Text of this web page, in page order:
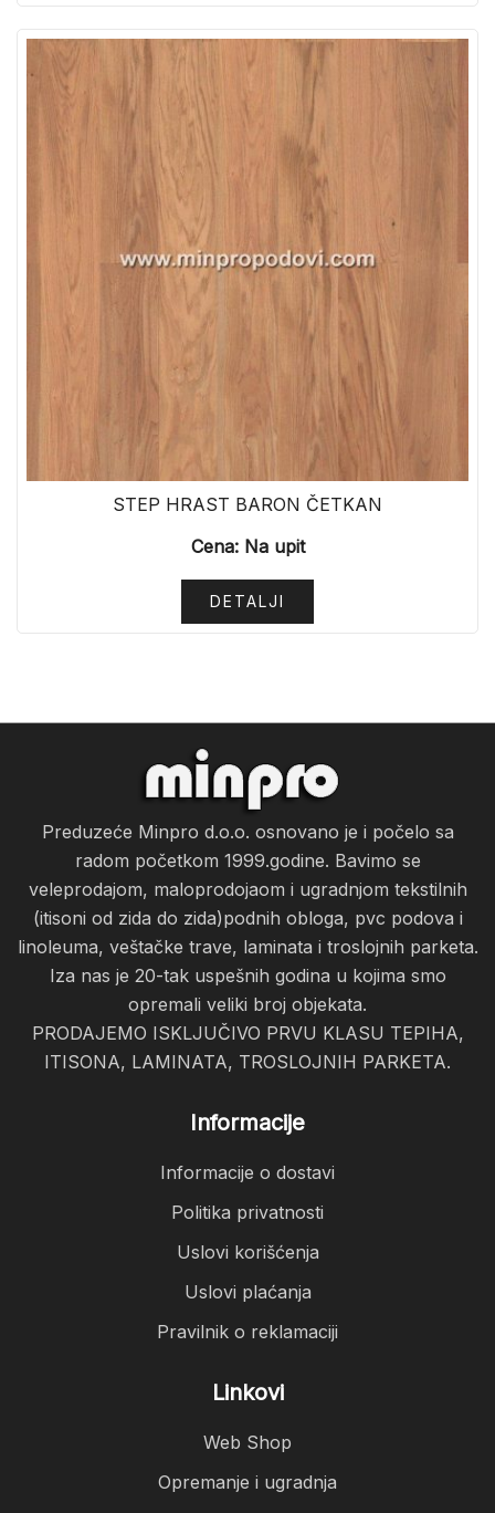
STEP HRAST BARON ČETKAN
Cena: Na upit
DETALJI
Preduzeće Minpro d.o.o. osnovano je i počelo sa
radom početkom 1999.godine. Bavimo se
veleprodajom, maloprodojaom i ugradnjom tekstilnih
(itisoni od zida do zida)podnih obloga, pvc podova i
linoleuma, veštačke trave, laminata i troslojnih parketa.
Iza nas je 20-tak uspešnih godina u kojima smo
opremali veliki broj objekata.
PRODAJEMO ISKLJUČIVO PRVU KLASU TEPIHA,
ITISONA, LAMINATA, TROSLOJNIH PARKETA.
Informacije
Informacije o dostavi
Politika privatnosti
Uslovi korišćenja
Uslovi plaćanja
Pravilnik o reklamaciji
Linkovi
Web Shop
Opremanje i ugradnja